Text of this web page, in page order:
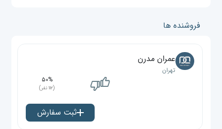
فروشنده ها
عمران مدرن
تهران
۵۰%
(۱۱۲ نفر)
ثبت سفارش